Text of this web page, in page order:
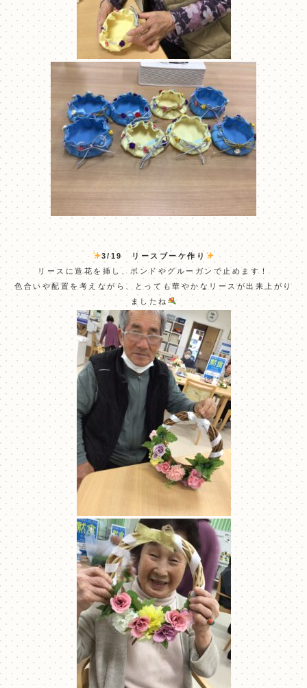
3/19 リースブーケ作り
リースに造花を挿し、ボンドやグルーガンで止めます！
色合いや配置を考えながら、とっても華やかなリースが出来上がり
ましたね